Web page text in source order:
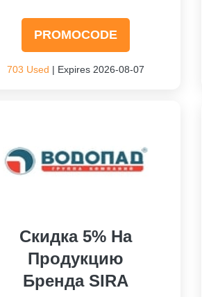
PROMOCODE
703 Used | Expires 2026-08-07
Скидка 5% На
Продукцию
Бренда SIRA